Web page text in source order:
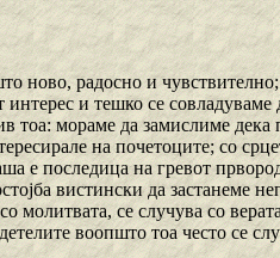
ново, радосно и
и тешко се совладуваме
тоа: мораме да замислиме дека
на почетоците; со
е последица на гревот
вистински да застанеме
молитвата, се случува со
воопшто тоа често се